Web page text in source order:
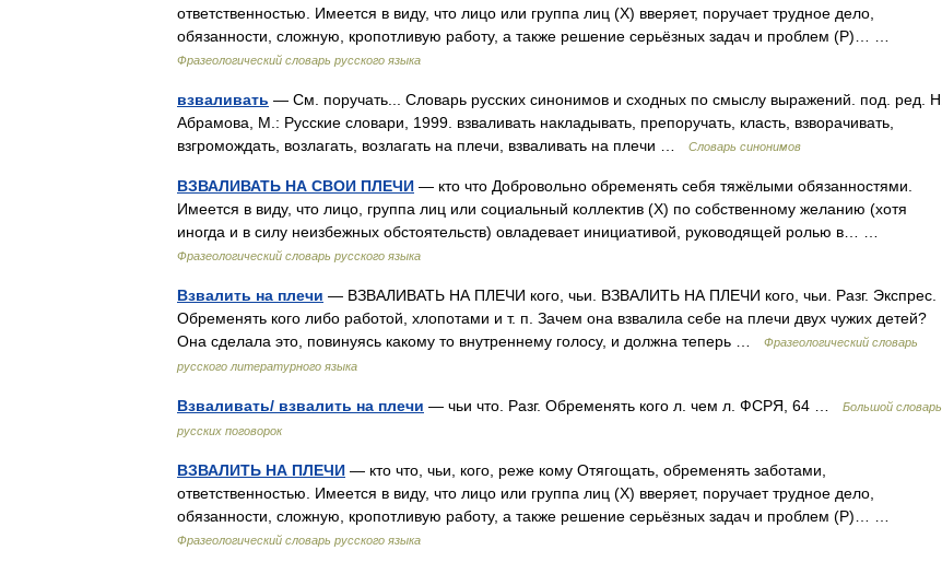
ответственностью. Имеется в виду, что лицо или группа лиц (X) вверяет, поручает трудное дело,
обязанности, сложную, кропотливую работу, а также решение серьёзных задач и проблем (Р)… …
Фразеологический словарь русского языка
взваливать — См. поручать... Словарь русских синонимов и сходных по смыслу выражений. под. ред. Н.
Абрамова, М.: Русские словари, 1999. взваливать накладывать, препоручать, класть, взворачивать,
взгромождать, возлагать, возлагать на плечи, взваливать на плечи …
Словарь синонимов
ВЗВАЛИВАТЬ НА СВОИ ПЛЕЧИ — кто что Добровольно обременять себя тяжёлыми обязанностями.
Имеется в виду, что лицо, группа лиц или социальный коллектив (Х) по собственному желанию (хотя
иногда и в силу неизбежных обстоятельств) овладевает инициативой, руководящей ролью в… …
Фразеологический словарь русского языка
Взвалить на плечи — ВЗВАЛИВАТЬ НА ПЛЕЧИ кого, чьи. ВЗВАЛИТЬ НА ПЛЕЧИ кого, чьи. Разг. Экспрес.
Обременять кого либо работой, хлопотами и т. п. Зачем она взвалила себе на плечи двух чужих детей?
Она сделала это, повинуясь какому то внутреннему голосу, и должна теперь …
Фразеологический словарь
русского литературного языка
Взваливать/ взвалить на плечи — чьи что. Разг. Обременять кого л. чем л. ФСРЯ, 64 …
Большой словарь
русских поговорок
ВЗВАЛИТЬ НА ПЛЕЧИ — кто что, чьи, кого, реже кому Отягощать, обременять заботами,
ответственностью. Имеется в виду, что лицо или группа лиц (X) вверяет, поручает трудное дело,
обязанности, сложную, кропотливую работу, а также решение серьёзных задач и проблем (Р)… …
Фразеологический словарь русского языка